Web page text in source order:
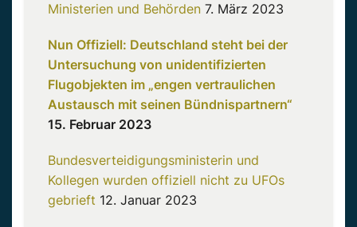
Ministerien und Behörden 7. März 2023
Nun Offiziell: Deutschland steht bei der
Untersuchung von unidentifizierten
Flugobjekten im „engen vertraulichen
Austausch mit seinen Bündnispartnern“
15. Februar 2023
Bundesverteidigungsministerin und
Kollegen wurden offiziell nicht zu UFOs
gebrieft 12. Januar 2023